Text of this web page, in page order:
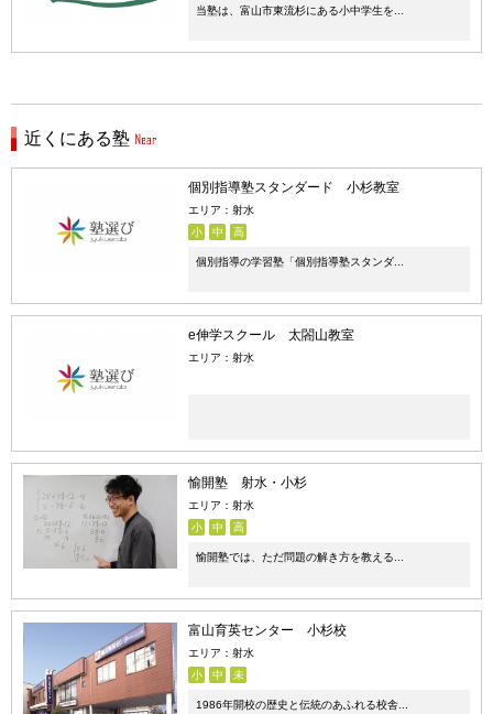
当塾は、富山市東流杉にある小中学生を...
近くにある塾
個別指導塾スタンダード 小杉教室
エリア：射水
小
中 高
個別指導の学習塾「個別指導塾スタンダ...
e伸学スクール 太閤山教室
エリア：射水
愉開塾 射水・小杉
エリア：射水
小
中 高
愉開塾では、ただ問題の解き方を教える...
富山育英センター 小杉校
エリア：射水
小
中 未
1986年開校の歴史と伝統のあふれる校舎...